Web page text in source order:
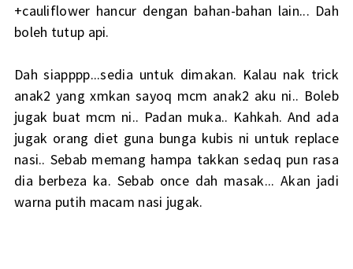
+cauliflower hancur dengan bahan-bahan lain... Dah
boleh tutup api.
Dah siapppp...sedia untuk dimakan. Kalau nak trick
anak2 yang xmkan sayoq mcm anak2 aku ni.. Boleb
jugak buat mcm ni.. Padan muka.. Kahkah. And ada
jugak orang diet guna bunga kubis ni untuk replace
nasi.. Sebab memang hampa takkan sedaq pun rasa
dia berbeza ka. Sebab once dah masak... Akan jadi
warna putih macam nasi jugak.